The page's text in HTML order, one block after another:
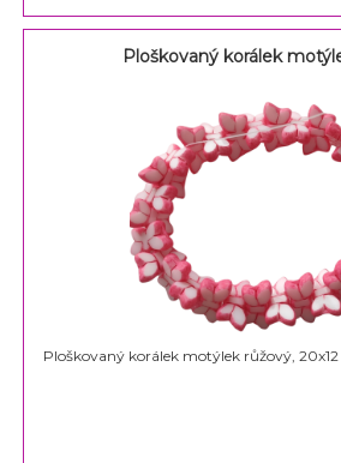
Ploškovaný korálek
Ploškovaný korálek motýlek růžový, 20x12